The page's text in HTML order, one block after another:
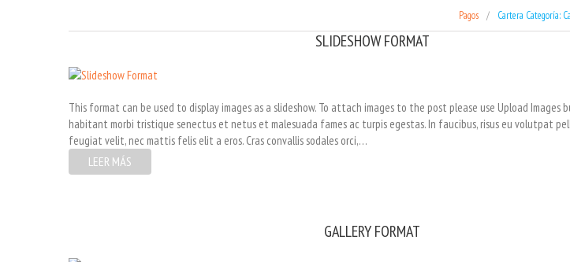
Pagos Cartera Categoría:
SLIDESHOW FORMAT
This format can be used to display images as a slideshow. To attach images to the post please use Upload Images
habitant morbi tristique senectus et netus et malesuada fames ac turpis egestas. In faucibus, risus eu volutpat
feugiat velit, nec mattis felis elit a eros. Cras convallis sodales orci,…
LEER MÁS
GALLERY FORMAT